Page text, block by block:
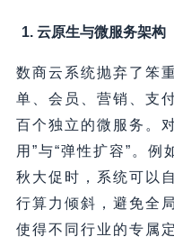
1. 云原生与微服务架
数商云系统抛弃了笨
单、会员、营销、支
百个独立的微服务。
用”与“弹性扩容”。
秋大促时，系统可以
行算力倾斜，避免全
使得不同行业的专属